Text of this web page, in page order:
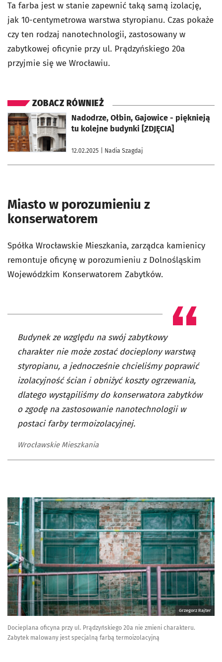
Ta farba jest w stanie zapewnić taką samą izolację,
jak 10-centymetrowa warstwa styropianu. Czas pokaże
czy ten rodzaj nanotechnologii, zastosowany w
zabytkowej oficynie przy ul. Prądzyńskiego 20a
przyjmie się we Wrocławiu.
ZOBACZ RÓWNIEŻ
Nadodrze, Ołbin, Gajowice - pięknieją
tu kolejne budynki [ZDJĘCIA]
12.02.2025 | Nadia Szagdaj
otworzy się w nowej karcie
Miasto w porozumieniu z
konserwatorem
Spółka Wrocławskie Mieszkania, zarządca kamienicy
remontuje oficynę w porozumieniu z Dolnośląskim
Wojewódzkim Konserwatorem Zabytków.
Budynek ze względu na swój zabytkowy
charakter nie może zostać docieplony warstwą
styropianu, a jednocześnie chcieliśmy poprawić
izolacyjność ścian i obniżyć koszty ogrzewania,
dlatego wystąpiliśmy do konserwatora zabytków
o zgodę na zastosowanie nanotechnologii w
postaci farby termoizolacyjnej.
Wrocławskie Mieszkania
Grzegorz Rajter
Docieplana oficyna przy ul. Prądzyńskiego 20a nie zmieni charakteru.
Zabytek malowany jest specjalną farbą termoizolacyjną